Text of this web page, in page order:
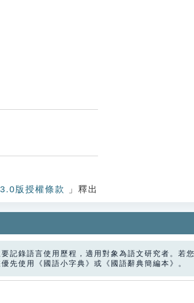
版授權條款 」釋出
記錄語言使用歷程，適用對象為語文研究者。若
先使用《國語小字典》或《國語辭典簡編本》。